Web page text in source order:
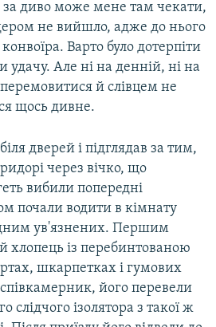
диво може мене там чекати,
не вийшло, адже до нього
Варто було дотерпіти
удачу. Але ні на денній, ні на
перемовитися й слівцем не
щось дивне.
дверей і підглядав за тим,
через вічко, що
вибили попередні
почали водити в кімнату
ув'язнених. Першим
хлопець із перебинтованою
шкарпетках і гумових
його перевели
слідчого ізолятора з такої ж